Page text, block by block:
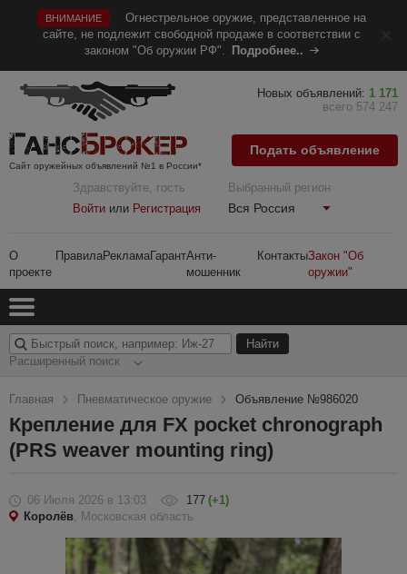
ВНИМАНИЕ
Огнестрельное оружие, представленное на
сайте, не подлежит свободной продаже в соответствии с
законом "Об оружии РФ".
Подробнее..
Сайт оружейных объявлений №1 в России*
Здравствуйте, гость
Войти или Регистрация
Выбранный регион
Вся Россия
О
проекте
ПравилаРекламаГарантАнти-
мошенник
КонтактыЗакон "Об
оружии"
Новых объявлений: 1 171
всего 574 247
Подать объявление
Расширенный поиск
Главная Пневматическое оружие Объявление №986020
Крепление для FX pocket chronograph
(PRS weaver mounting ring)
06 Июля 2026 в 13:03 177 (+1)
Королёв, Московская область